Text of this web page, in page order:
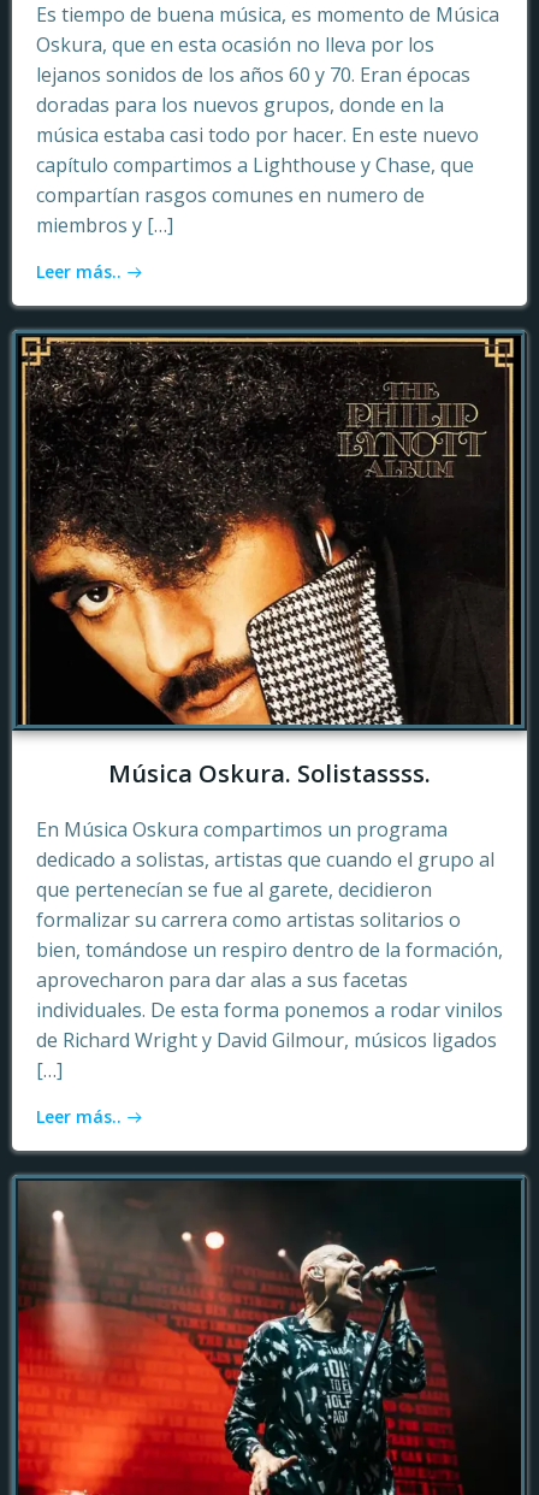
Es tiempo de buena música, es momento de Música
Oskura, que en esta ocasión no lleva por los
lejanos sonidos de los años 60 y 70. Eran épocas
doradas para los nuevos grupos, donde en la
música estaba casi todo por hacer. En este nuevo
capítulo compartimos a Lighthouse y Chase, que
compartían rasgos comunes en numero de
miembros y […]
Leer más..
Música Oskura. Solistassss.
En Música Oskura compartimos un programa
dedicado a solistas, artistas que cuando el grupo al
que pertenecían se fue al garete, decidieron
formalizar su carrera como artistas solitarios o
bien, tomándose un respiro dentro de la formación,
aprovecharon para dar alas a sus facetas
individuales. De esta forma ponemos a rodar vinilos
de Richard Wright y David Gilmour, músicos ligados
[…]
Leer más..